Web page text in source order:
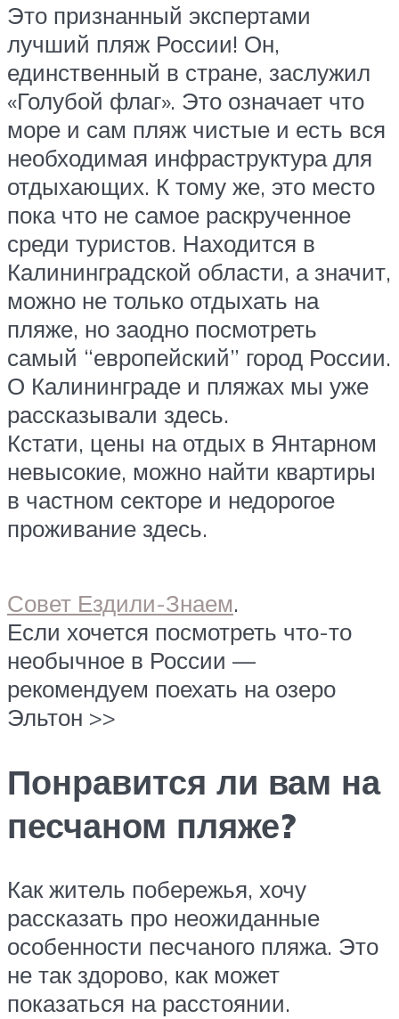
Это признанный экспертами
лучший пляж России! Он,
единственный в стране, заслужил
«Голубой флаг». Это означает что
море и сам пляж чистые и есть вся
необходимая инфраструктура для
отдыхающих. К тому же, это место
пока что не самое раскрученное
среди туристов. Находится в
Калининградской области, а значит,
можно не только отдыхать на
пляже, но заодно посмотреть
самый “европейский” город России.
О Калининграде и пляжах мы уже
рассказывали здесь.
Кстати, цены на отдых в Янтарном
невысокие, можно найти квартиры
в частном секторе и недорогое
проживание здесь.
Совет Ездили-Знаем.
Если хочется посмотреть что-то
необычное в России —
рекомендуем поехать на озеро
Эльтон >>
Понравится ли вам на
песчаном пляже?
Как житель побережья, хочу
рассказать про неожиданные
особенности песчаного пляжа. Это
не так здорово, как может
показаться на расстоянии.